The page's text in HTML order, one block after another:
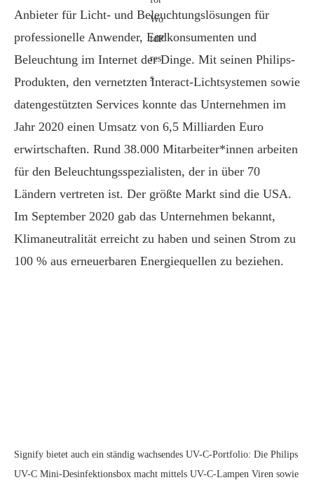
Anbieter für Licht- und Beleuchtungslösungen für
professionelle Anwender, Endkonsumenten und
Beleuchtung im Internet der Dinge. Mit seinen Philips-
Produkten, den vernetzten Interact-Lichtsystemen sowie
datengestützten Services konnte das Unternehmen im
Jahr 2020 einen Umsatz von 6,5 Milliarden Euro
erwirtschaften. Rund 38.000 Mitarbeiter*innen arbeiten
für den Beleuchtungsspezialisten, der in über 70
Ländern vertreten ist. Der größte Markt sind die USA.
Im September 2020 gab das Unternehmen bekannt,
Klimaneutralität erreicht zu haben und seinen Strom zu
100 % aus erneuerbaren Energiequellen zu beziehen.
Signify bietet auch ein ständig wachsendes UV-C-Portfolio: Die Philips
UV-C Mini-Desinfektionsbox macht mittels UV-C-Lampen Viren sowie